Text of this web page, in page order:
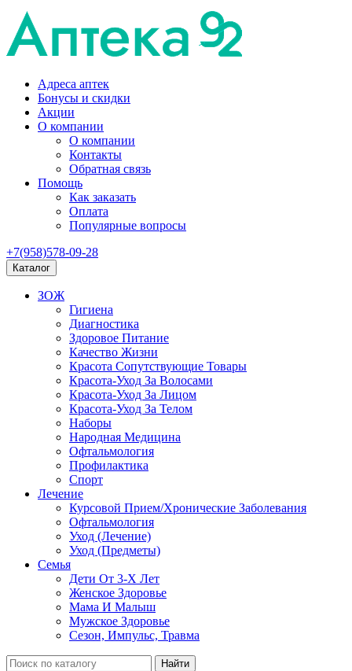
Адреса аптек
Бонусы и скидки
Акции
О компании
О компании
Контакты
Обратная связь
Помощь
Как заказать
Оплата
Популярные вопросы
+7(958)578-09-28
Каталог
ЗОЖ
Гигиена
Диагностика
Здоровое Питание
Качество Жизни
Красота Сопутствующие Товары
Красота-Уход За Волосами
Красота-Уход За Лицом
Красота-Уход За Телом
Наборы
Народная Медицина
Офтальмология
Профилактика
Спорт
Лечение
Курсовой Прием/Хронические Заболевания
Офтальмология
Уход (Лечение)
Уход (Предметы)
Семья
Дети От 3-Х Лет
Женское Здоровье
Мама И Малыш
Мужское Здоровье
Сезон, Импульс, Травма
Найти